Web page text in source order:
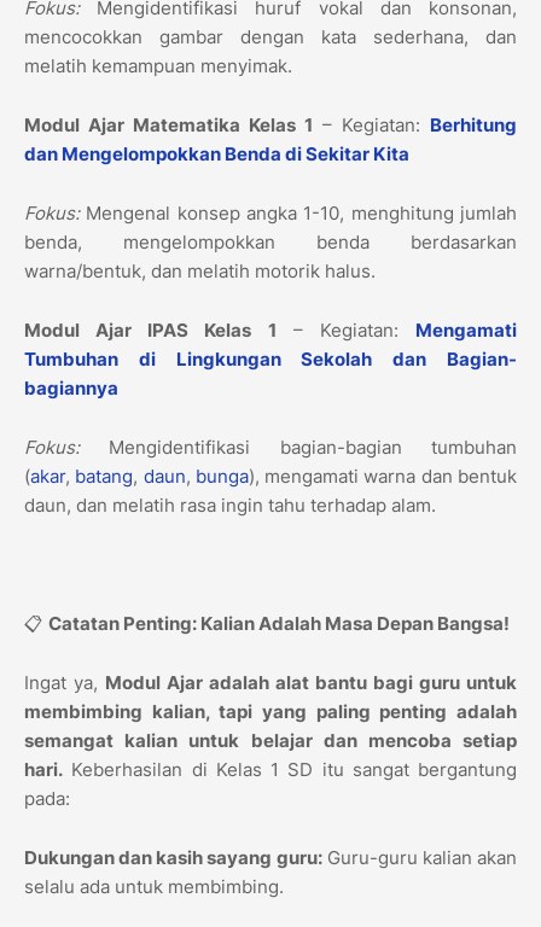
Fokus:Mengidentifikasi huruf vokal dan konsonan,
mencocokkan gambar dengan kata sederhana, dan
melatih kemampuan menyimak.
Modul Ajar Matematika Kelas 1 – Kegiatan: Berhitung
dan Mengelompokkan Benda di Sekitar Kita
Fokus:Mengenal konsep angka 1-10, menghitung jumlah
benda, mengelompokkan benda berdasarkan
warna/bentuk, dan melatih motorik halus.
Modul Ajar IPAS Kelas 1 – Kegiatan: Mengamati
Tumbuhan di Lingkungan Sekolah dan Bagian-
bagiannya
Fokus:Mengidentifikasi bagian-bagian tumbuhan
(akar, batang, daun, bunga), mengamati warna dan bentuk
daun, dan melatih rasa ingin tahu terhadap alam.
📋 Catatan Penting: Kalian Adalah Masa Depan Bangsa!
Ingat ya, Modul Ajar adalah alat bantu bagi guru untuk
membimbing kalian, tapi yang paling penting adalah
semangat kalian untuk belajar dan mencoba setiap
hari. Keberhasilan di Kelas 1 SD itu sangat bergantung
pada:
Dukungan dan kasih sayang guru:Guru-guru kalian akan
selalu ada untuk membimbing.